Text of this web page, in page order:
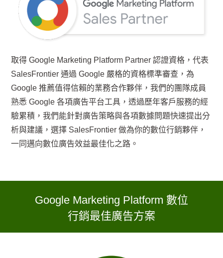
取得 Google Marketing Platform Partner 認證資格，代表
SalesFrontier 通過 Google 嚴格的資格標準審查，為
Google 推薦值得信賴的業務合作夥伴，我們的團隊成員
熟悉 Google 各項廣告平台工具，透過歷年客戶服務的經
驗累積，我們能針對廣告策略與各項數據問題快速提出分
析與建議，選擇 SalesFrontier 做為你的數位行銷夥伴，
一同邁向數位廣告效益最佳化之路。
Google Marketing Platform 數位
行銷最佳廣告方案